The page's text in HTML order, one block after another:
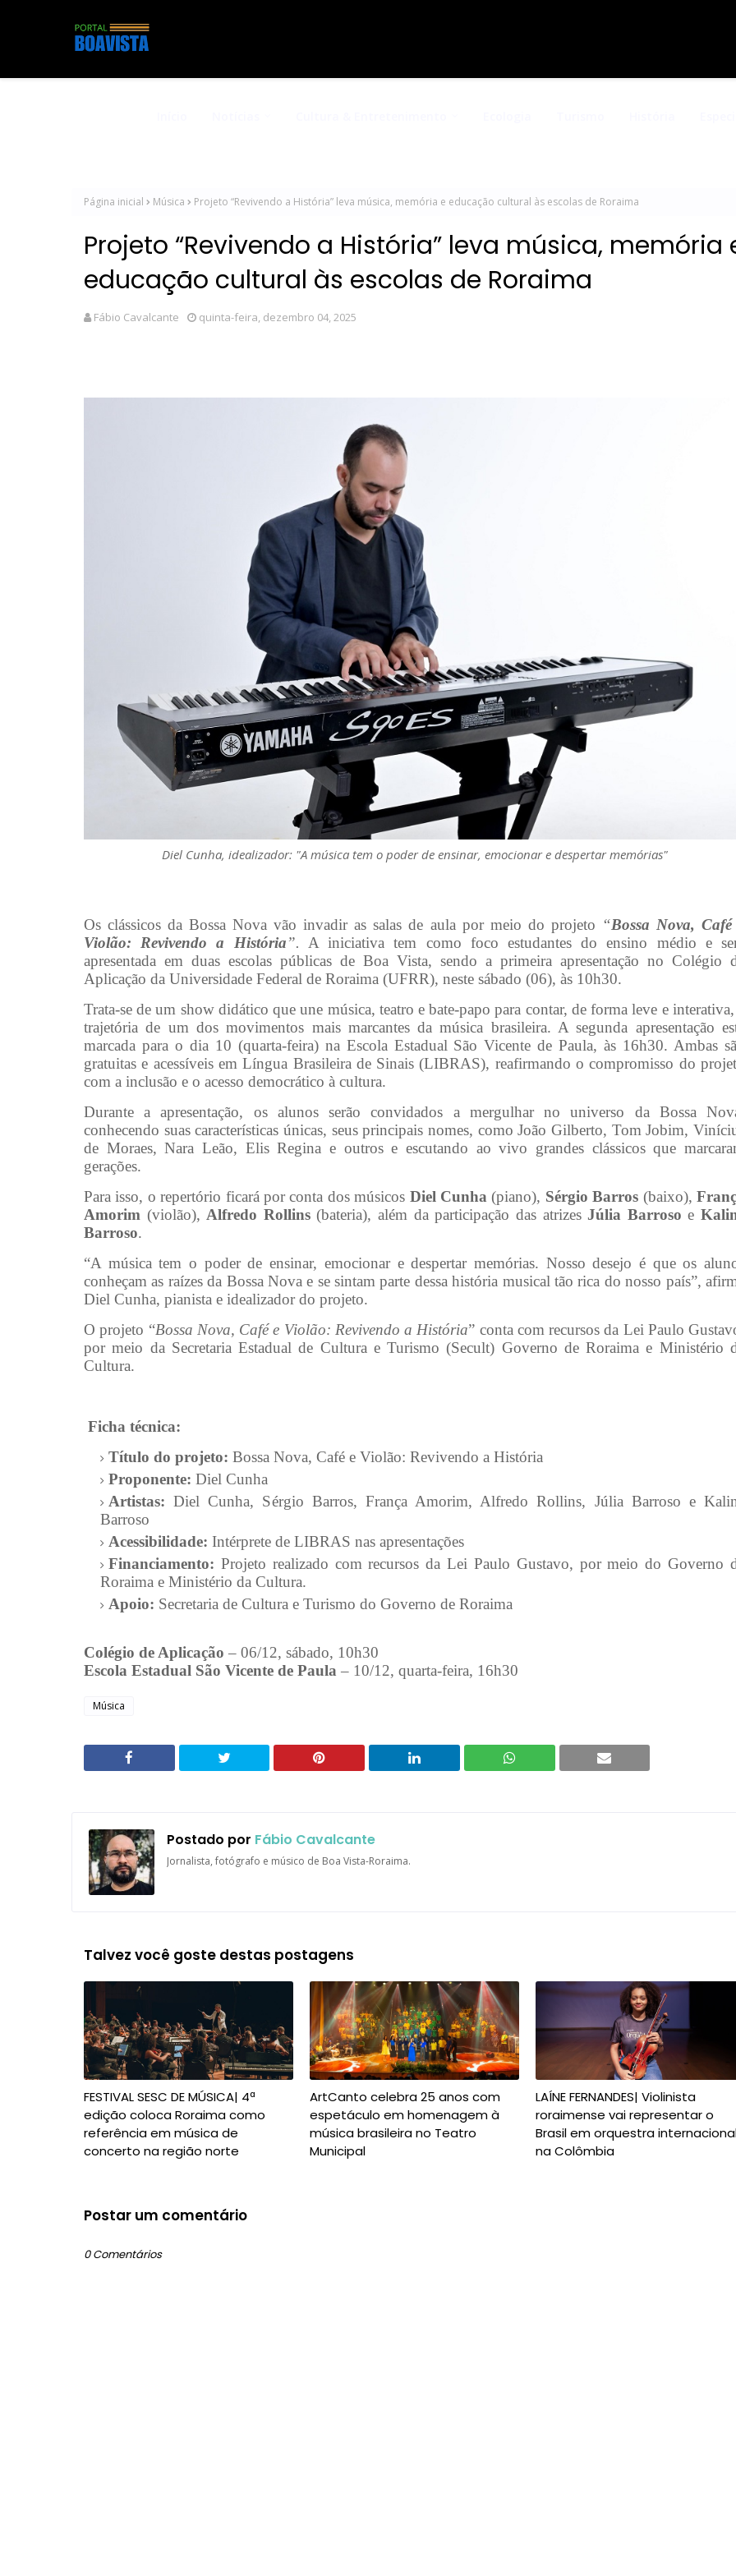
Página inicial Música Projeto “Revivendo a História” leva música, memória e educação cultural às escolas de Roraima
Projeto “Revivendo a História” leva música, memória
educação cultural às escolas de Roraima
Fábio Cavalcante quinta-feira, dezembro 04, 2025
Diel Cunha, idealizador: "A música tem o poder de ensinar, emocionar e despertar memórias"
Os clássicos da Bossa Nova vão invadir as salas de aula por meio do projeto “Bossa Nova, Café
Violão: Revivendo a História”. A iniciativa tem como foco estudantes do ensino médio e
apresentada em duas escolas públicas de Boa Vista, sendo a primeira apresentação no Colégio
Aplicação da Universidade Federal de Roraima (UFRR), neste sábado (06), às 10h30.
Trata-se de um show didático que une música, teatro e bate-papo para contar, de forma leve e interativa,
trajetória de um dos movimentos mais marcantes da música brasileira. A segunda apresentação
marcada para o dia 10 (quarta-feira) na Escola Estadual São Vicente de Paula, às 16h30. Ambas
gratuitas e acessíveis em Língua Brasileira de Sinais (LIBRAS), reafirmando o compromisso do
com a inclusão e o acesso democrático à cultura.
Durante a apresentação, os alunos serão convidados a mergulhar no universo da Bossa
conhecendo suas características únicas, seus principais nomes, como João Gilberto, Tom Jobim,
de Moraes, Nara Leão, Elis Regina e outros e escutando ao vivo grandes clássicos que
gerações.
Para isso, o repertório ficará por conta dos músicos Diel Cunha (piano), Sérgio Barros (baixo),
Amorim (violão), Alfredo Rollins(bateria), além da participação das atrizesJúlia Barroso e
Barroso.
“A música tem o poder de ensinar, emocionar e despertar memórias. Nosso desejo é que os
conheçam as raízes da Bossa Nova e se sintam parte dessa história musical tão rica do nosso país”,
Diel Cunha, pianista e idealizador do projeto.
O projeto “Bossa Nova, Café e Violão: Revivendo a História” conta com recursos da Lei Paulo
por meio da Secretaria Estadual de Cultura e Turismo (Secult) Governo de Roraima e Ministério
Cultura.
Ficha técnica:
Título do projeto: Bossa Nova, Café e Violão: Revivendo a História
Proponente: Diel Cunha
Artistas: Diel Cunha, Sérgio Barros, França Amorim, Alfredo Rollins, Júlia Barroso e
Barroso
Acessibilidade: Intérprete de LIBRAS nas apresentações
Financiamento: Projeto realizado com recursos da Lei Paulo Gustavo, por meio do Governo
Roraima e Ministério da Cultura.
Apoio: Secretaria de Cultura e Turismo do Governo de Roraima
Colégio de Aplicação – 06/12, sábado, 10h30
Escola Estadual São Vicente de Paula – 10/12, quarta-feira, 16h30
Música
Postado por Fábio Cavalcante
Jornalista, fotógrafo e músico de Boa Vista-Roraima.
Talvez você goste destas postagens
FESTIVAL SESC DE MÚSICA| 4ª
edição coloca Roraima como
referência em música de
concerto na região norte
ArtCanto celebra 25 anos com
espetáculo em homenagem à
música brasileira no Teatro
Municipal
LAÍNE FERNANDES| Violinista
roraimense vai representar o
Brasil em orquestra
na Colômbia
Postar um comentário
0 Comentários